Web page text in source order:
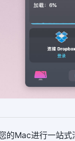
的Mac进行一站